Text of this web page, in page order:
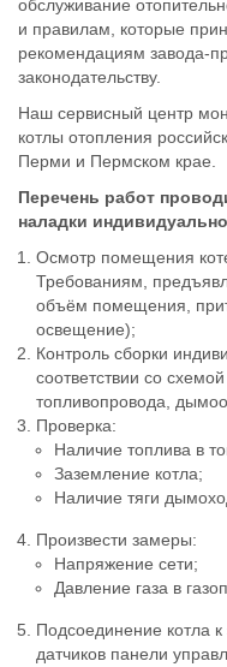
обслуживание
и правилам, которые
рекомендациям завода-
законодательству.
Наш сервисный центр
котлы отопления
Перми и Пермском крае.
Перечень работ
наладки
Осмотр помещения
Требованиям,
объём помещения,
освещение);
Контроль сборки
соответствии со
топливопровода,
Проверка:
Наличие топлива в
Заземление котла;
Наличие тяги
Произвести замеры:
Напряжение сети;
Давление газа в
Подсоединение котла
датчиков панели